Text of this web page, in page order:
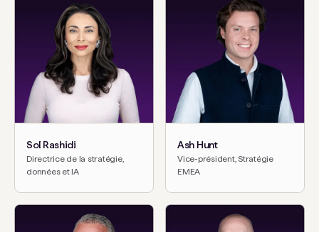
Sol Rashidi
Directrice de la stratégie,
données et IA
Ash Hunt
Vice-président, Stratégie
EMEA